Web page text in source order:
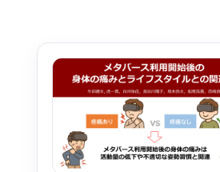
の低下(28% vs 14%)の割合が有
かった(p<0.001)。また、食品摂
スコア3点未満の割合が多く(64%
54%, p=0.061)、運動習慣を持つ
合が少なかった(46% vs 56%,
タバースプレイ時間と複数の生活
の間に関連性が示されたが、因果
解明は今後の課題である。